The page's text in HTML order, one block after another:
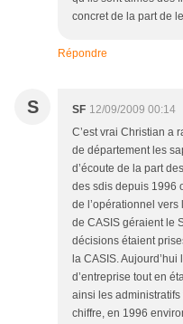
concret de la part de
Répondre
S SF 12/09/2009 00:14
C’est vrai Christian a
de département les
d’écoute de la part
des sdis depuis 1996
de l’opérationnel vers
de CASIS géraient le
décisions étaient
la CASIS.
d’entreprise tout en
ainsi les
chiffre, en 1996